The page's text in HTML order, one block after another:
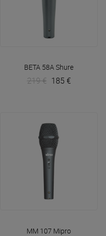
BETA 58AShure
219 € 185 €
MM 107 Mipro